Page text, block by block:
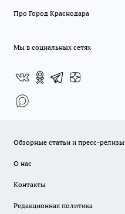
Про Город Краснодара
Мы в социальных сетях
Обзорные статьи и пресс-релизы
О нас
Контакты
Редакционная политика